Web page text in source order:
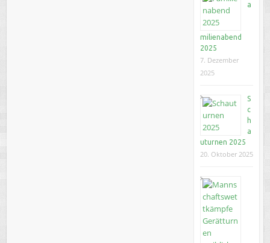
a
milienabend
2025
7. Dezember
2025
S
c
h
a
uturnen 2025
20. Oktober 2025